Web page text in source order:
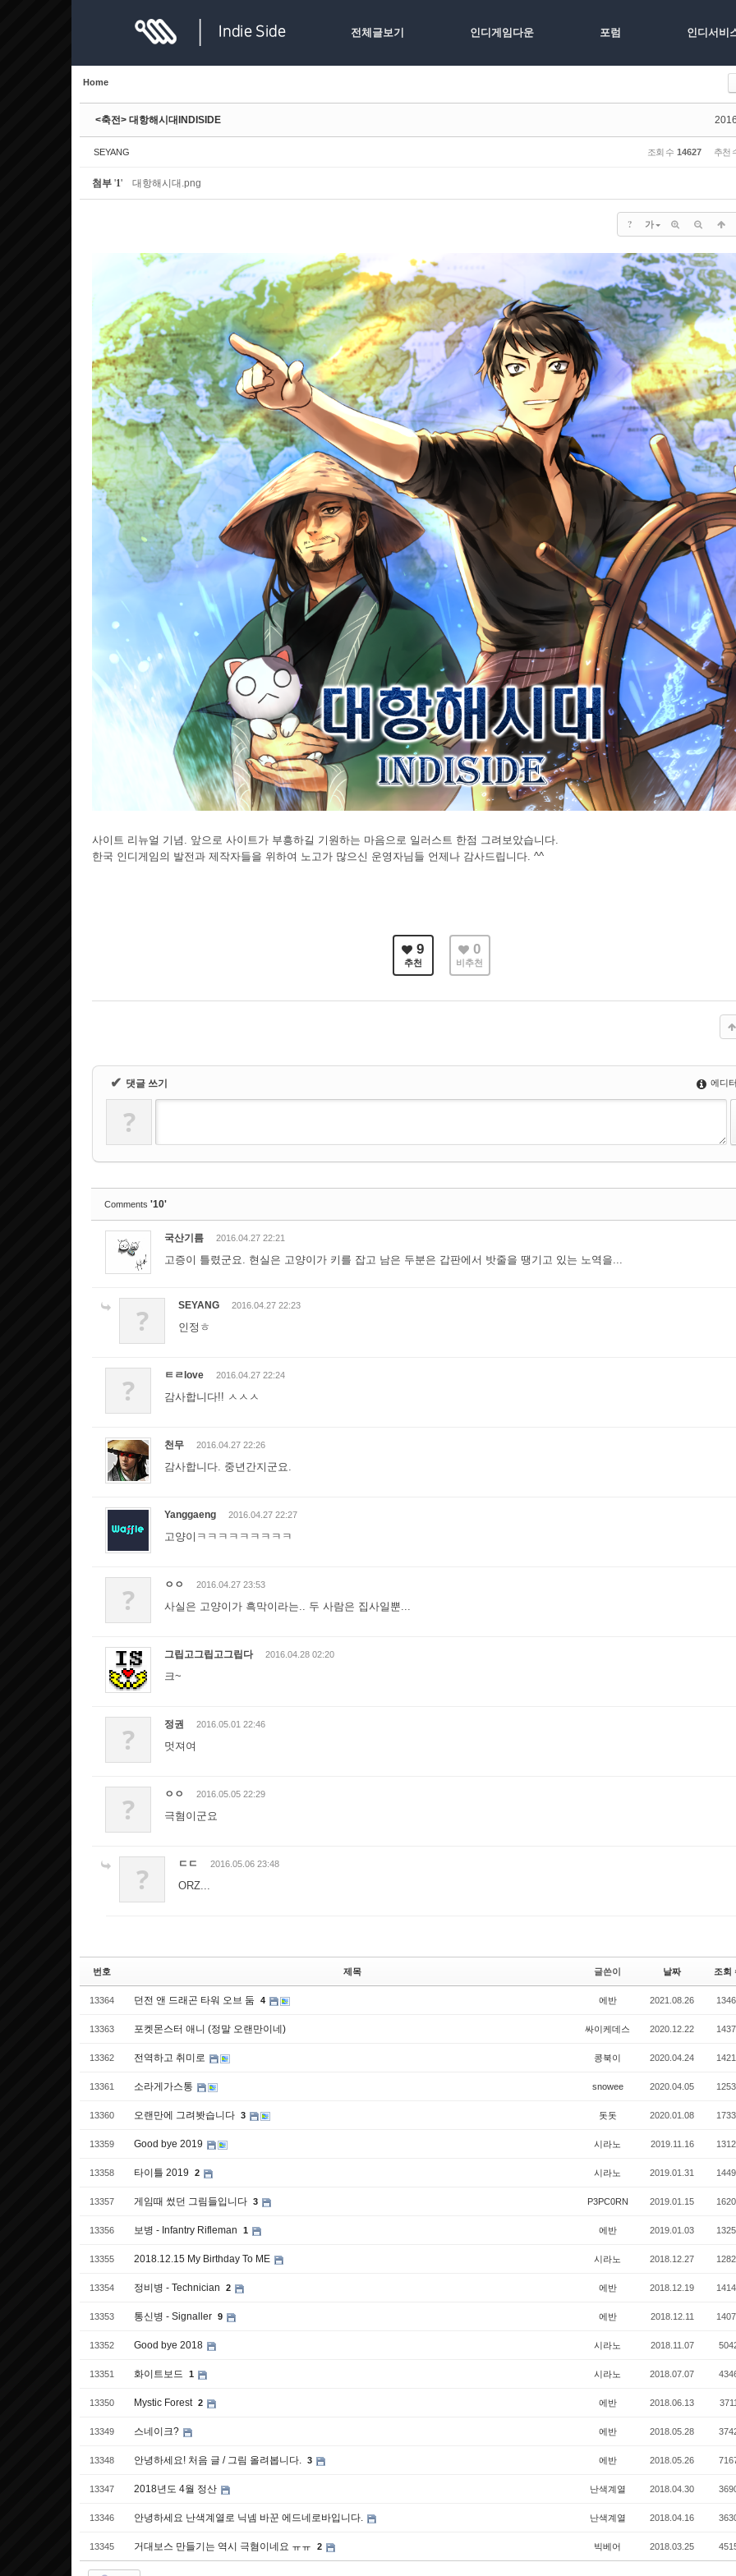
전체글보기 인디게임다운 포럼 인디서비
Home
<축전> 대항해시대INDISIDE
SEYANG 조회 수 14627 추천
첨부 '1' 대항해시대.png
? 가
사이트 리뉴얼 기념. 앞으로 사이트가 부흥하길 기원하는 마음으로 일러스트 한점 그려보았습니다.
한국 인디게임의 발전과 제작자들을 위하여 노고가 많으신 운영자님들 언제나 감사드립니다. ^^
9
추천
0
비추천
✔ 댓글 쓰기 에디
?
Comments '10'
국산기름 2016.04.27 22:21
고증이 틀렸군요. 현실은 고양이가 키를 잡고 남은 두분은 갑판에서 밧줄을 땡기고 있는 노역을...
? SEYANG 2016.04.27 22:23
인정ㅎ
? ㅌㄹlove 2016.04.27 22:24
감사합니다!! ㅅㅅㅅ
천무 2016.04.27 22:26
감사합니다. 중년간지군요.
Yanggaeng 2016.04.27 22:27
고양이ㅋㅋㅋㅋㅋㅋㅋㅋㅋ
? ㅇㅇ 2016.04.27 23:53
사실은 고양이가 흑막이라는.. 두 사람은 집사일뿐...
그립고그립고그립다 2016.04.28 02:20
크~
? 정권 2016.05.01 22:46
멋져여
? ㅇㅇ 2016.05.05 22:29
극혐이군요
? ㄷㄷ 2016.05.06 23:48
ORZ...
번호 제목 글쓴이 날짜 조회
13364 던전 앤 드래곤 타워 오브 둠 4 에반 2021.08.26
13363 포켓몬스터 애니 (정말 오랜만이네) 싸이케데스 2020.12.22
13362 전역하고 취미로 콩북이 2020.04.24
13361 소라게가스통 snowee 2020.04.05
13360 오랜만에 그려봣습니다 3 돗돗 2020.01.08
13359 Good bye 2019 시라노 2019.11.16
13358 타이틀 2019 2 시라노 2019.01.31
13357 게임때 썼던 그림들입니다 3 P3PC0RN 2019.01.15
13356 보병 - Infantry Rifleman 1 에반 2019.01.03
13355 2018.12.15 My Birthday To ME 시라노 2018.12.27
13354 정비병 - Technician 2 에반 2018.12.19
13353 통신병 - Signaller 9 에반 2018.12.11
13352 Good bye 2018 시라노 2018.11.07
13351 화이트보드 1 시라노 2018.07.07
13350 Mystic Forest 2 에반 2018.06.13
13349 스네이크? 에반 2018.05.28
13348 안녕하세요! 처음 글 / 그림 올려봅니다. 3 에반 2018.05.26
13347 2018년도 4월 정산 난색계열 2018.04.30
13346 안녕하세요 난색계열로 닉넴 바꾼 에드네로바입니다. 난색계열 2018.04.16
13345 거대보스 만들기는 역시 극혐이네요 ㅠㅠ 2 빅베어 2018.03.25
Sketchbook5, 스케치북5
Sketchbook5, 스케치북5
Sketchbook5, 스케치북5
Sketchbook5, 스케치북5